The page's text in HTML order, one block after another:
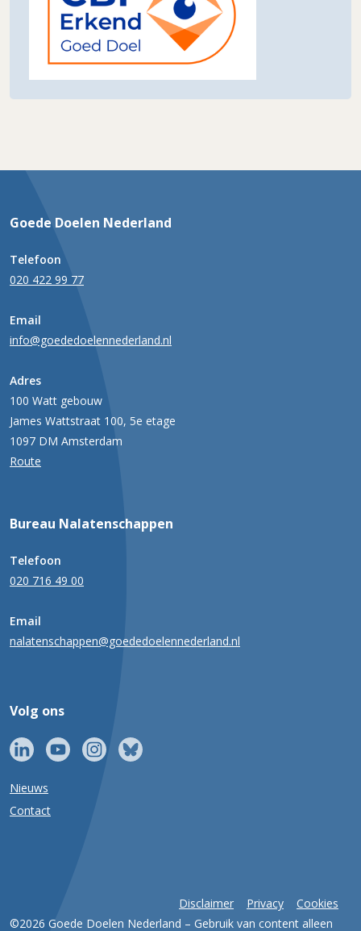
Goede Doelen Nederland
Telefoon
020 422 99 77
Email
info@goededoelennederland.nl
Adres
100 Watt gebouw
James Wattstraat 100, 5e etage
1097 DM Amsterdam
Route
Bureau Nalatenschappen
Telefoon
020 716 49 00
Email
nalatenschappen@goededoelennederland.nl
Volg ons
Nieuws
Contact
Disclaimer Privacy
Cookies
©2026 Goede Doelen Nederland – Gebruik van content alleen